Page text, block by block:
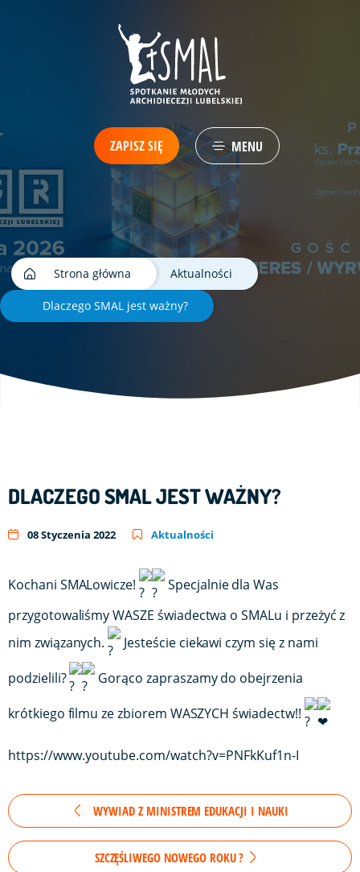
ZAPISZ SIĘ MENU
Strona główna Aktualności
Dlaczego SMAL jest ważny?
DLACZEGO SMAL JEST WAŻNY?
08 Styczenia 2022 Aktualności
Kochani SMALowicze!
Specjalnie dla Was
przygotowaliśmy WASZE świadectwa o SMALu i przeżyć z
nim związanych.
Jesteście ciekawi czym się z nami
podzielili? Gorąco zapraszamy do obejrzenia
krótkiego filmu ze zbiorem WASZYCH świadectw!!
https://www.youtube.com/watch?v=PNFkKuf1n-I
WYWIAD Z MINISTREM EDUKACJI I NAUKI
SZCZĘŚLIWEGO NOWEGO ROKU ?